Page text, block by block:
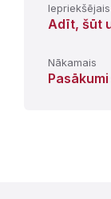
Iepriekšējais
Adīt, šūt
Nākamais